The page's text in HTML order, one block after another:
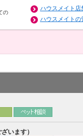
の
ハウスメイト店
ハウスメイトの
います）